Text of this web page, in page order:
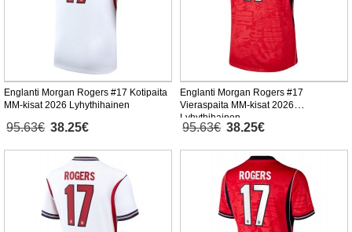
Englanti Morgan Rogers #17 Kotipaita
MM-kisat 2026 Lyhythihainen
95.63€ 38.25€
Englanti Morgan Rogers #17
Vieraspaita MM-kisat 2026
Lyhythihainen
95.63€ 38.25€